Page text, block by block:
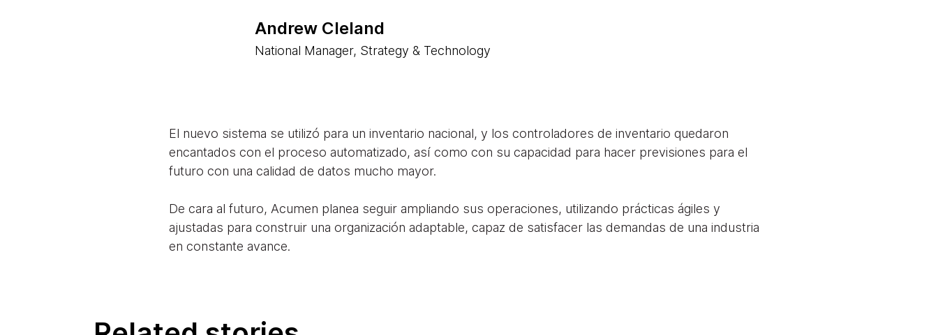
Andrew Cleland
National Manager, Strategy & Technology
El nuevo sistema se utilizó para un inventario nacional, y los controladores de inventario quedaron
encantados con el proceso automatizado, así como con su capacidad para hacer previsiones para el
futuro con una calidad de datos mucho mayor.
De cara al futuro, Acumen planea seguir ampliando sus operaciones, utilizando prácticas ágiles y
ajustadas para construir una organización adaptable, capaz de satisfacer las demandas de una industria
en constante avance.